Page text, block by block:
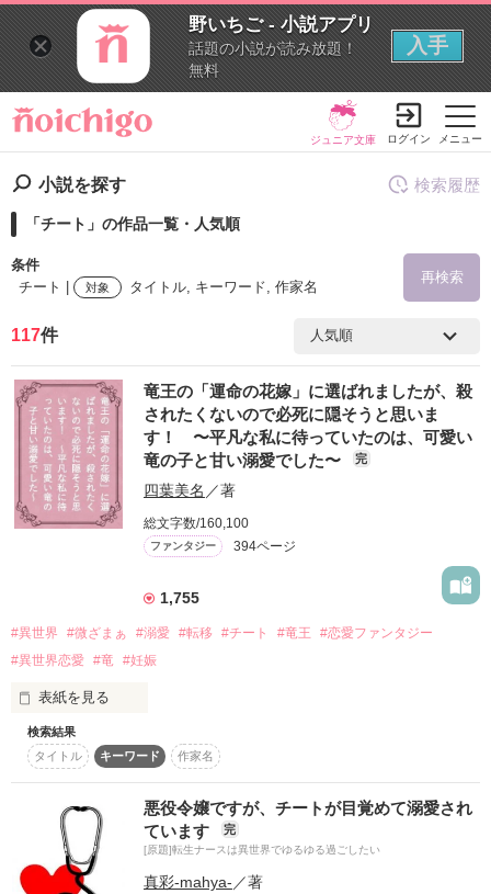
野いちご - 小説アプリ
話題の小説が読み放題！
無料
入手
メニュー
ジュニア文庫 ログイン
小説を探す
「チート」の作品一覧・人気順
条件
チート |
対象 タイトル, キーワード, 作家名
再検索
検索ワード
を含む
詳しく検索
感想
作品の長さ 長編 中編 短編
検索履歴
117件
竜王の「運命の花嫁」に選ばれましたが、殺
されたくないので必死に隠そうと思いま
す！ 〜平凡な私に待っていたのは、可愛い
竜の子と甘い溺愛でした〜
完
四葉美名 ／著
総文字数/160,100
ファンタジー 394ページ
1,755
#異世界 #微ざまぁ #溺愛 #転移 #チート #竜王
#恋愛ファンタジー
#異世界恋愛
#竜 #妊娠
表紙を見る
「危険です！　突然現れたそんな女など処刑して下さい！」
ある日突然、そんな怒号が飛び交う異世界に迷い込んでしまっ
た橘莉子（たちばなりこ）。
竜王が統べるその世界では「迷い人」という、国に恩恵を与え
る異世界人がいたというが、莉子には全くそんな能力はなく平
検索結果
タイトル
キーワード 作家名
悪役令嬢ですが、チートが目覚めて溺愛され
ています
完
[原題]転生ナースは異世界でゆるゆる過ごしたい
真彩-mahya- ／著